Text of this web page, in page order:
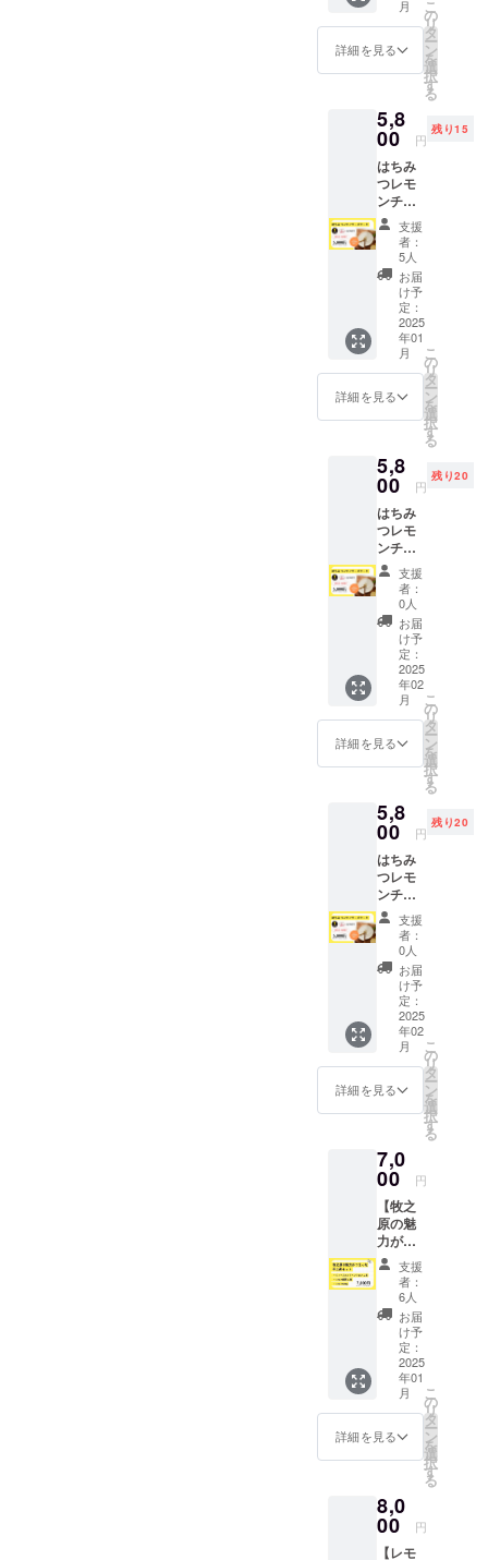
波乗り
レモン
の爽や
の上品
な甘さ
なす、
牧之原
市なら
ではの
特別な
味わい
をぜひ
お楽し
みくだ
さい！
た！焼
はもち
ろん、
とに深
まる味
わい
を、食
べたい
分だけ
切り分
けなが
らゆっ
くりと
お楽し
みいた
だけま
す。大
切な人
らん
や、特
に寄り
添う一
品で
す。 ※
システ
ムの都
合上、
提供時
期が1月
の表記
となっ
ており
ますが
12月中
の発送
ます。
＜商品
名称：
菓子パ
ン 内容
量：1本
サイ
ズ：約
20cm ×
12cm
賞味期
限：
2025年
1月11日
保存方
法：直
射日
光・高
温多湿
を避け
て保存
ださい
原材料
小麦粉
（国内
製
造）、
砂糖、
バター
（無
塩）、
ミック
スフ
ルーツ
（オレ
ンジ
ピー
ル、
チェ
リー砂
け、乾
燥アッ
プル、
ラム
麦粉、
砂糖、
バ
レモン
の皮、
ジャ
ム、粉
糖、
ナッツ
レル
ギー表
示につ
いて 小
麦、乳
製品、
卵、
類(トッ
ピング)
○保存方
費期限
冷蔵で
10日(発
送から)
召し上
がる前
に、常
温にも
どすこ
とをお
すすめ
しま
す。 〇
お届け
につい
でお届
けしま
しま
す。 原
材料及
び添加
物等の
食品表
示はお
届け商
品のラ
ベルに
表記さ
れま
す。 商
品開封
前には
届けの
リター
付され
たラベ
ルや注
意書き
をご確
認くだ
さい。
ら2月を
予定し
ており
複数設
定いた
します
ので、
ご参加
いただ
ける日
にご参
加くだ
さい。
こちら
のチ
ケット
で大人1
名（＋
子ども1
名）ご
また収
穫した
1kgお持
ち帰り
いただ
けま
す！
【開催
場所】
静岡県
牧之原
市内の
農家さ
んが保
畑 【開
催日
頃（10
月下旬
頃調
整、
メール
にてご
連絡い
たしま
す。）
【当日
のスケ
ジュー
ル予
定】 午
前もし
後2～3
時間
を行っ
ていた
だきま
す。
17日）
の注文
ページ
です。
静岡県
市産の
「波乗
りレモ
ン」と
「hone
yboy」
のはち
みつを
使用し
た特製
チーズ
ケーキ
をお届
けしま
す！地
元洋菓
子店
パイハ
ウス」
とのコ
ラボ
で、創
業40年
の伝統
製法を
基に、
地元素
材の魅
力を最
大限に
活かし
た一品
です。
～3層仕
～ 下
層・中
モン果
汁と皮
を練り
込んだ
ベイク
ド生
地。爽
やかな
酸味と
甘さの
バラン
スが絶
す。 上
層：サ
に国産
はちみ
つを贅
沢に使
用。な
めらか
で優し
い甘さ
が広が
りま
す。 ひ
とつひ
とつ手
作業で
丁寧に
てお
り、
らかな
口溶け
が特徴
月
詳細を見る
こ
の
リ
タ
ー
ン
を
選
択
す
る
5,8
00 円
残り15
はちみ
つレモ
ンチー
ズケー
キ
【注】1
月27日
(月)発送
分（消
費期
限：1月
31日）
の注文
ページ
です。
静岡県
市産の
「波乗
りレモ
ン」と
「hone
yboy」
のはち
みつを
使用し
た特製
チーズ
ケーキ
をお届
けしま
す！地
元洋菓
子店
パイハ
ウス」
とのコ
ラボ
で、創
業40年
の伝統
製法を
基に、
地元素
材の魅
力を最
大限に
活かし
た一品
です。
～3層仕
～ 下
層・中
層：レ
モン果
汁と皮
を練り
込んだ
ベイク
ド生
地。爽
やかな
酸味と
甘さの
バラン
スが絶
す。 上
層：サ
に国産
はちみ
つを贅
支援
者：
5人
お届
け予
定：
2025
年01
月
詳細を見る
こ
の
リ
タ
ー
ン
を
選
択
す
る
5,8
00 円
残り20
はちみ
つレモ
ンチー
ズケー
キ
【注】2
月12日
(水)発送
分（消
費期
限：2月
16日）
の注文
ページ
です。
静岡県
市産の
「波乗
りレモ
ン」と
「hone
yboy」
のはち
みつを
使用し
た特製
チーズ
ケーキ
をお届
けしま
す！地
元洋菓
子店
パイハ
ウス」
とのコ
ラボ
で、創
業40年
の伝統
製法を
基に、
地元素
材の魅
力を最
大限に
活かし
た一品
です。
～3層仕
～ 下
層・中
層：レ
支援
者：
0人
お届
け予
定：
2025
年02
月
詳細を見る
こ
の
リ
タ
ー
ン
を
選
択
す
る
5,8
00 円
残り20
はちみ
つレモ
ンチー
ズケー
キ
【注】2
月26日
(水)発送
分（消
費期
限：3月
2日）の
注文
ページ
です。
静岡県
市産の
「波乗
りレモ
ン」と
「hone
yboy」
のはち
みつを
使用し
た特製
チーズ
ケーキ
をお届
けしま
す！地
元洋菓
子店
パイハ
ウス」
とのコ
支援
者：
0人
お届
け予
定：
2025
年02
月
詳細を見る
こ
の
リ
タ
ー
ン
を
選
択
す
る
7,0
00 円
【牧之
原の魅
力がつ
まった
手土産
セット
（ウィ
ークエ
ンドシ
トロン
＆レモ
ン緑茶&
レモ
ン）】
〇内容
ウィー
ド・シ
トロン
（金の
延べ棒
支援
者：
6人
お届
け予
定：
2025
年01
月
詳細を見る
こ
の
リ
タ
ー
ン
を
選
択
す
る
8,0
00 円
【レモ